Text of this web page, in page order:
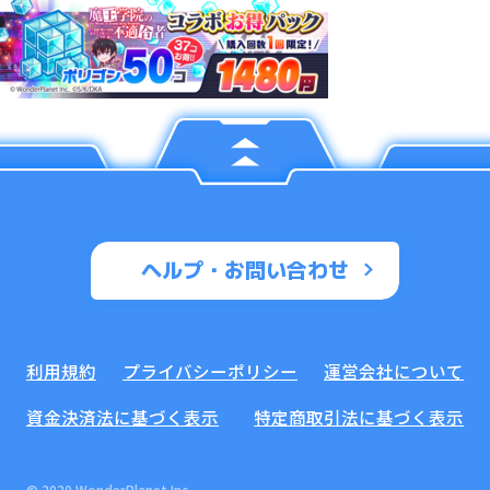
ヘルプ・お問い合わせ
利用規約 プライバシーポリシー
運営会社について
資金決済法に基づく表示
特定商取引法に基づく表示